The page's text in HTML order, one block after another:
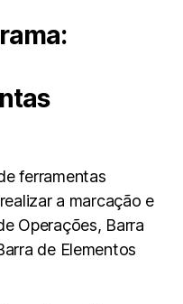
ferramentas
a marcação e
Operações, Barra
de Elementos